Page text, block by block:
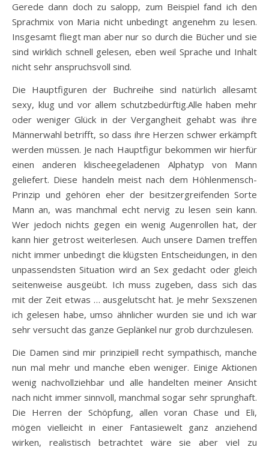
Gerede dann doch zu salopp, zum Beispiel fand ich den
Sprachmix von Maria nicht unbedingt angenehm zu lesen.
Insgesamt fliegt man aber nur so durch die Bücher und sie
sind wirklich schnell gelesen, eben weil Sprache und Inhalt
nicht sehr anspruchsvoll sind.
Die Hauptfiguren der Buchreihe sind natürlich allesamt
sexy, klug und vor allem schutzbedürftig.Alle haben mehr
oder weniger Glück in der Vergangheit gehabt was ihre
Männerwahl betrifft, so dass ihre Herzen schwer erkämpft
werden müssen. Je nach Hauptfigur bekommen wir hierfür
einen anderen klischeegeladenen Alphatyp von Mann
geliefert. Diese handeln meist nach dem Höhlenmensch-
Prinzip und gehören eher der besitzergreifenden Sorte
Mann an, was manchmal echt nervig zu lesen sein kann.
Wer jedoch nichts gegen ein wenig Augenrollen hat, der
kann hier getrost weiterlesen. Auch unsere Damen treffen
nicht immer unbedingt die klügsten Entscheidungen, in den
unpassendsten Situation wird an Sex gedacht oder gleich
seitenweise ausgeübt. Ich muss zugeben, dass sich das
mit der Zeit etwas … ausgelutscht hat. Je mehr Sexszenen
ich gelesen habe, umso ähnlicher wurden sie und ich war
sehr versucht das ganze Geplänkel nur grob durchzulesen.
Die Damen sind mir prinzipiell recht sympathisch, manche
nun mal mehr und manche eben weniger. Einige Aktionen
wenig nachvollziehbar und alle handelten meiner Ansicht
nach nicht immer sinnvoll, manchmal sogar sehr sprunghaft.
Die Herren der Schöpfung, allen voran Chase und Eli,
mögen vielleicht in einer Fantasiewelt ganz anziehend
wirken, realistisch betrachtet wäre sie aber viel zu